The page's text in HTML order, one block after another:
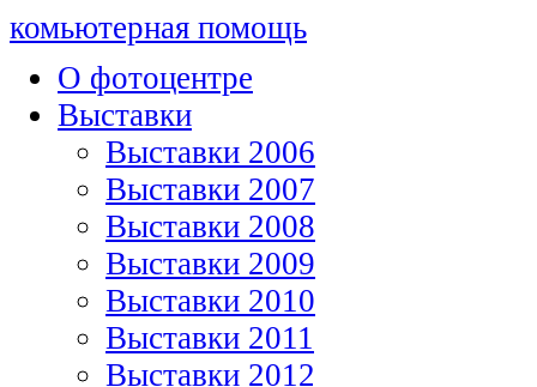
комьютерная помощь
О фотоцентре
Выставки
Выставки 2006
Выставки 2007
Выставки 2008
Выставки 2009
Выставки 2010
Выставки 2011
Выставки 2012